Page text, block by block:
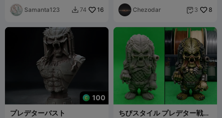
Samanta123  74 16 Chezodar  3 8
100
プレデターバスト
ちびスタイル プレデター戦士